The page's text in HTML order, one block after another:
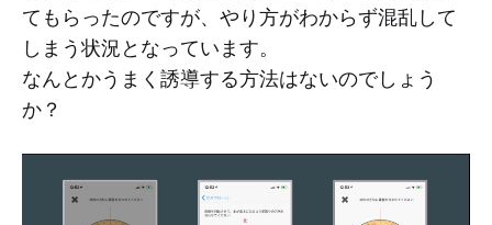
てもらったのですが、やり方がわからず混乱して
しまう状況となっています。
なんとかうまく誘導する方法はないのでしょう
か？